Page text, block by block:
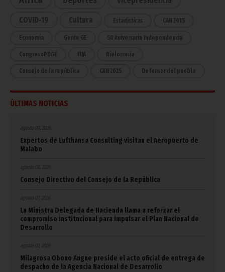
COVID-19 Cultura Estadísticas CAN 2015
Economía Gente GE 50 Aniversario Independencia
CongresoPDGE FIJA Bielorrusia
Consejo de la república CAN 2025 Defensor del pueblo
ÚLTIMAS NOTICIAS
agosto 09, 2026
Expertos de Lufthansa Consulting visitan el Aeropuerto de
Malabo
Consejo Directivo del Consejo de la República
agosto 07, 2026
La Ministra Delegada de Hacienda llama a reforzar el
compromiso institucional para impulsar el Plan Nacional de
Desarrollo
agosto 07, 2026
Milagrosa Obono Angue preside el acto oficial de entrega de
despacho de la Agencia Nacional de Desarrollo